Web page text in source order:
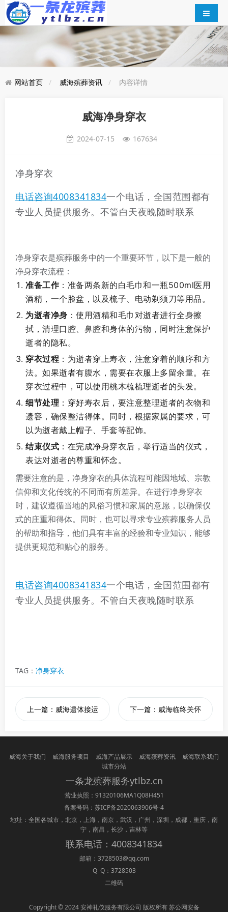
网站首页 威海殡葬资讯 内容详情
威海净身穿衣
2024-07-15 167634
净身穿衣
电话咨询4008341834一个电话，全国范围都有
专业人员提供服务。不管白天夜晚随时联系
净身穿衣是殡葬服务中的一个重要环节，以下是一般的
净身穿衣流程：
准备工作：准备两条新的白毛巾和一瓶500ml医用
酒精，一个脸盆，以及梳子、电动剃须刀等用品。
为逝者净身 ：使用酒精和毛巾对逝者进行全身擦
拭，清理口腔、鼻腔和身体的污物，同时注意保护
逝者的隐私。
穿衣过程 ：为逝者穿上寿衣，注意穿着的顺序和方
法。如果逝者有腹水，需要在衣服上多留余量。在
穿衣过程中，可以使用桃木梳梳理逝者的头发。
细节处理 ：穿好寿衣后，要注意整理逝者的衣物和
遗容，确保整洁得体。同时，根据家属的要求，可
以为逝者戴上帽子、手套等配饰。
结束仪式 ：在完成净身穿衣后，举行适当的仪式，
表达对逝者的尊重和怀念。
需要注意的是，净身穿衣的具体流程可能因地域、宗教
信仰和文化传统的不同而有所差异。在进行净身穿衣
时，建议遵循当地的风俗习惯和家属的意愿，以确保仪
式的庄重和得体。同时，也可以寻求专业殡葬服务人员
的帮助和指导，他们具有丰富的经验和专业知识，能够
提供更规范和贴心的服务。
电话咨询4008341834一个电话，全国范围都有
专业人员提供服务。不管白天夜晚随时联系
TAG： 净身穿衣
上一篇：威海遗体接运 下一篇：威海临终关怀
威海关于我们 威海服务项目 威海产品展示 威海殡葬资讯
威海联系我们
城市分站
一条龙殡葬服务ytlbz.cn
营业执照：91320106MA1Q08H451
备案号码： 苏ICP备2020063906号-4
地址：全国各城市，北京，上海，南京，武汉，广州，深圳，成都，重庆，南
宁，南昌，长沙，吉林等
联系电话：4008341834
邮箱：3728503@qq.com
Q Q：3728503
二维码
Copyright © 2024 安神礼仪服务有限公司 版权所有 苏公网安备